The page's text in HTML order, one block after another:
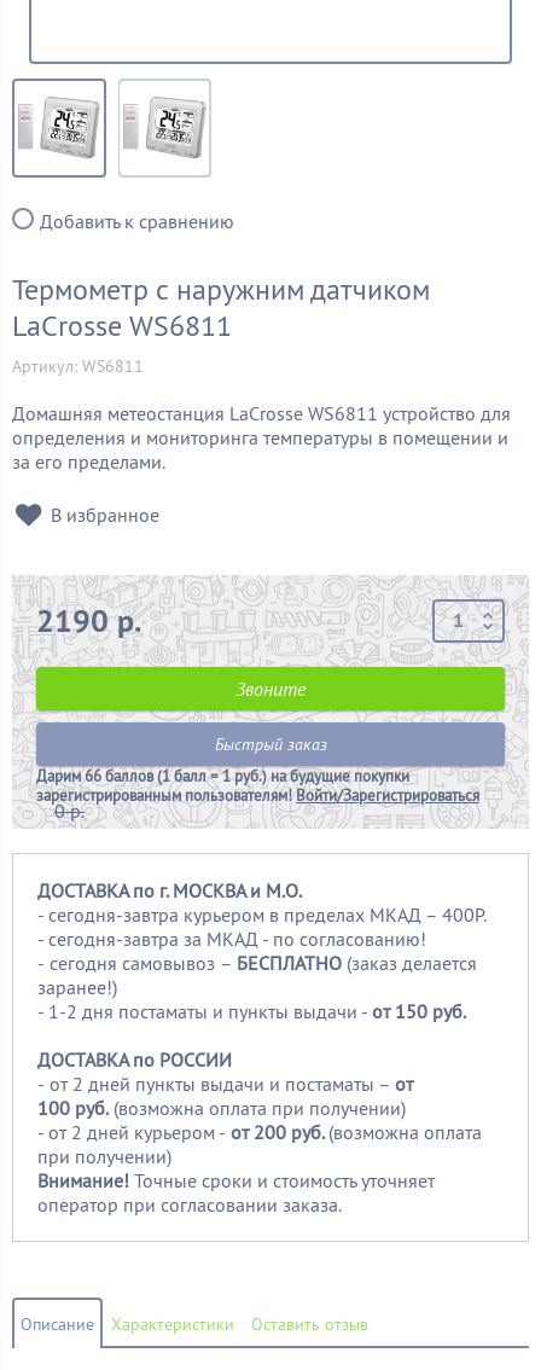
Добавить к сравнению
Термометр с наружним датчиком
LaCrosse WS6811
Артикул: WS6811
Домашняя метеостанция LaCrosse WS6811 устройство для
определения и мониторинга температуры в помещении и
за его пределами.
В избранное
2190 р.
0 р.
Звоните
Быстрый заказ
Дарим66 баллов (1 балл = 1 руб.)на будущие покупки
зарегистрированным пользователям!Войти/Зарегистрироваться
ДОСТАВКА по г. МОСКВА и М.О.
- сегодня-завтра курьером в пределах МКАД – 400Р.
- сегодня-завтра за МКАД - по согласованию!
- сегодня самовывоз – БЕСПЛАТНО (заказ делается
заранее!)
- 1-2 дня постаматы и пункты выдачи - от 150 руб.
ДОСТАВКА по РОССИИ
- от 2 дней пункты выдачи и постаматы – от
100 руб. (возможна оплата при получении)
- от 2 дней курьером - от 200 руб.(возможна оплата
при получении)
Внимание! Точные сроки и стоимость уточняет
оператор при согласовании заказа.
Описание Характеристики Оставить отзыв